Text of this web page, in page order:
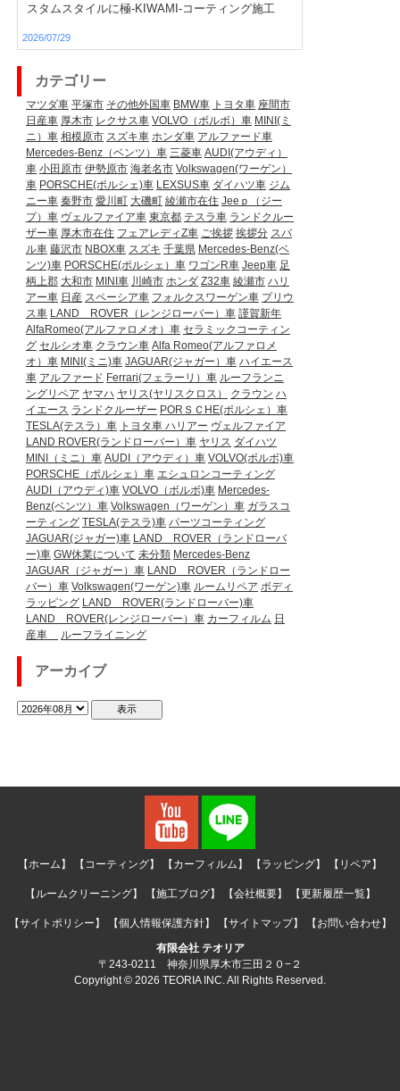
スタムスタイルに極-KIWAMI-コーティング施工
2026/07/29
カテゴリー
マツダ車 平塚市 その他外国車 BMW車 トヨタ車 座間市
日産車 厚木市 レクサス車 VOLVO（ボルボ）車 MINI(ミ
ニ）車 相模原市 スズキ車 ホンダ車 アルファード車
Mercedes-Benz（ベンツ）車 三菱車 AUDI(アウディ）
車 小田原市 伊勢原市 海老名市 Volkswagen(ワーゲン）
車 PORSCHE(ポルシェ)車 LEXSUS車 ダイハツ車 ジム
ニー車 秦野市 愛川町 大磯町 綾瀬市在住 Jeeｐ（ジー
プ）車 ヴェルファイア車 東京都 テスラ車 ランドクルー
ザー車 厚木市在住 フェアレディZ車 ご挨拶 挨拶分 スバ
ル車 藤沢市 NBOX車 スズキ 千葉県 Mercedes-Benz(ベ
ンツ)車 PORSCHE(ポルシェ）車 ワゴンR車 Jeep車 足
柄上郡 大和市 MINI車 川崎市 ホンダ Z32車 綾瀬市 ハリ
アー車 日産 スペーシア車 フォルクスワーゲン車 プリウ
ス車 LAND ROVER（レンジローバー）車 謹賀新年
AlfaRomeo(アルファロメオ）車 セラミックコーティン
グ セルシオ車 クラウン車 Alfa Romeo(アルファロメ
オ）車 MINI(ミニ)車 JAGUAR(ジャガー）車 ハイエース
車 アルファード Ferrari(フェラーリ）車 ルーフランニ
ングリペア ヤマハ ヤリス(ヤリスクロス） クラウン ハ
イエース ランドクルーザー PORＳＣHE(ポルシェ）車
TESLA(テスラ）車 トヨタ車 ハリアー ヴェルファイア
LAND ROVER(ランドローバー）車 ヤリス ダイハツ
MINI（ミニ）車 AUDI（アウディ）車 VOLVO(ボルボ)車
PORSCHE（ポルシェ）車 エシュロンコーティング
AUDI（アウディ)車 VOLVO（ボルボ)車 Mercedes-
Benz(ベンツ）車 Volkswagen（ワーゲン）車 ガラスコ
ーティング TESLA(テスラ)車 パーツコーティング
JAGUAR(ジャガー)車 LAND ROVER（ランドローバ
ー)車 GW休業について 未分類 Mercedes-Benz
JAGUAR（ジャガー）車 LAND ROVER（ランドロー
バー）車 Volkswagen(ワーゲン)車 ルームリペア ボディ
ラッピング LAND ROVER(ランドローバー)車
LAND ROVER(レンジローバー）車 カーフィルム 日
産車
ルーフライニング
アーカイブ
【ホーム】 【コーティング】 【カーフィルム】 【ラッピング】 【リペア】
【ルームクリーニング】 【施工ブログ】 【会社概要】 【更新履歴一覧】
【サイトポリシー】 【個人情報保護方針】 【サイトマップ】
【お問い合わせ】
有限会社 テオリア
〒243-0211 神奈川県厚木市三田２０−２
Copyright © 2026 TEORIA INC. All Rights Reserved.